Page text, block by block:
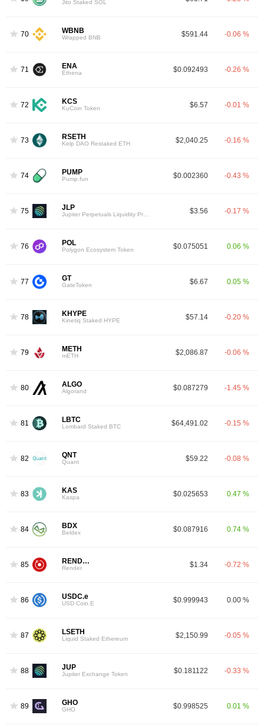
Jito Staked SOL
70 WBNB
Wrapped BNB $591.44 -0.06 %
71 ENA
Ethena $0.092493 -0.26 %
72 KCS
KuCoin Token $6.57 -0.01 %
73 RSETH
Kelp DAO Restaked ETH $2,040.25 -0.16 %
74 PUMP
Pump.fun $0.002360 -0.43 %
75 JLP $3.56 -0.17 %
76 POL
Polygon Ecosystem Token $0.075051 0.06 %
77 GT
GateToken $6.67 0.05 %
78 KHYPE
Kinetiq Staked HYPE $57.14 -0.20 %
79 METH
mETH $2,086.87 -0.06 %
80 ALGO
Algorand $0.087279 -1.45 %
81 LBTC
Lombard Staked BTC $64,491.02 -0.15 %
82 QNT
Quant $59.22 -0.08 %
83 KAS
Kaspa $0.025653 0.47 %
84 BDX
Beldex $0.087916 0.74 %
85 RENDER
Render $1.34 -0.72 %
86 USDC.e
USD Coin.E $0.999943 0.00 %
87 LSETH
Liquid Staked Ethereum $2,150.99 -0.05 %
88 JUP
Jupiter Exchange Token $0.181122 -0.33 %
89 GHO
GHO $0.998525 0.01 %